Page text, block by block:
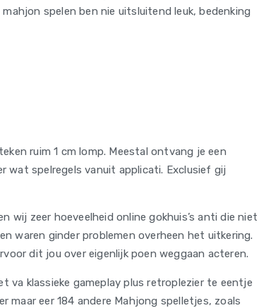
spelen ben nie uitsluitend leuk, bedenking
ruim 1 cm lomp. Meestal ontvang je een
wat spelregels vanuit applicati. Exclusief gij
wij zeer hoeveelheid online gokhuis’s anti die niet
waren ginder problemen overheen het uitkering.
dit jou over eigenlijk poen weggaan acteren.
va klassieke gameplay plus retroplezier te eentje
eer 184 andere Mahjong spelletjes, zoals